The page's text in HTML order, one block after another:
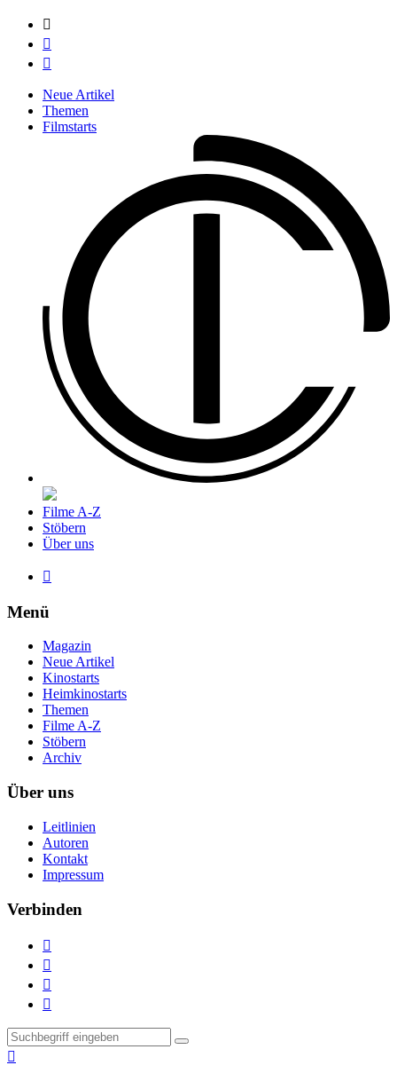



Neue Artikel
Themen
Filmstarts
Filme A-Z
Stöbern
Über uns

Menü
Magazin
Neue Artikel
Kinostarts
Heimkinostarts
Themen
Filme A-Z
Stöbern
Archiv
Über uns
Leitlinien
Autoren
Kontakt
Impressum
Verbinden




